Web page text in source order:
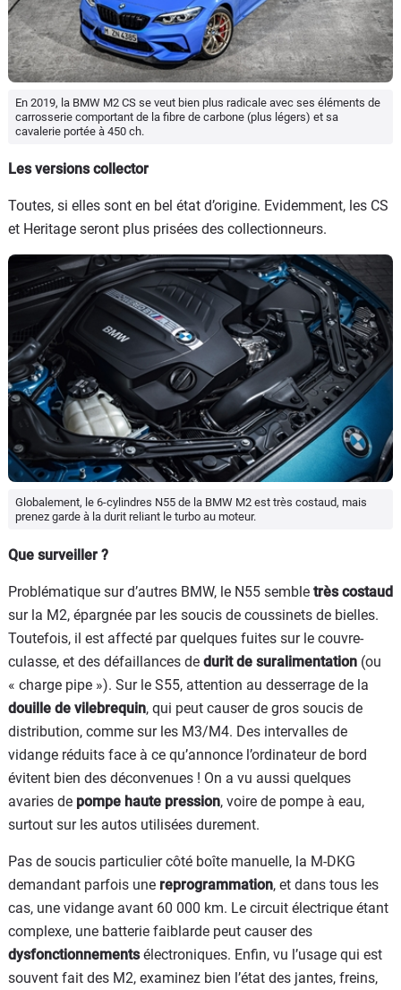
En 2019, la BMW M2 CS se veut bien plus radicale avec ses éléments de
carrosserie comportant de la fibre de carbone (plus légers) et sa
cavalerie portée à 450 ch.
Les versions collector
Toutes, si elles sont en bel état d’origine. Evidemment, les CS
et Heritage seront plus prisées des collectionneurs.
Globalement, le 6-cylindres N55 de la BMW M2 est très costaud, mais
prenez garde à la durit reliant le turbo au moteur.
Que surveiller ?
Problématique sur d’autres BMW, le N55 semble très costaud
sur la M2, épargnée par les soucis de coussinets de bielles.
Toutefois, il est affecté par quelques fuites sur le couvre-
culasse, et des défaillances de durit de suralimentation (ou
« charge pipe »). Sur le S55, attention au desserrage de la
douille de vilebrequin, qui peut causer de gros soucis de
distribution, comme sur les M3/M4. Des intervalles de
vidange réduits face à ce qu’annonce l’ordinateur de bord
évitent bien des déconvenues ! On a vu aussi quelques
avaries de pompe haute pression, voire de pompe à eau,
surtout sur les autos utilisées durement.
Pas de soucis particulier côté boîte manuelle, la M-DKG
demandant parfois une reprogrammation, et dans tous les
cas, une vidange avant 60 000 km. Le circuit électrique étant
complexe, une batterie faiblarde peut causer des
dysfonctionnementsélectroniques. Enfin, vu l’usage qui est
souvent fait des M2, examinez bien l’état des jantes, freins,